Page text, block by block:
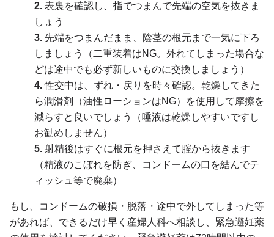
2. 表裏を確認し、指でつまんで先端の空気を抜きま
しょう
3. 先端をつまんだまま、陰茎の根元まで一気に下ろ
しましょう（二重装着はNG。外れてしまった場合な
どは途中でも必ず新しいものに交換しましょう）
4.性交中は、ずれ・戻りを時々確認。乾燥してきた
ら潤滑剤（油性ローションはNG）を使用して摩擦を
減らすと良いでしょう（唾液は乾燥しやすいですし
お勧めしません）
5. 射精後はすぐに根元を押さえて腟から抜きます
（精液のこぼれを防ぎ、コンドームの口を結んでテ
ィッシュ等で廃棄）
もし、コンドームの破損・脱落・途中で外してしまった等
があれば、できるだけ早く産婦人科へ相談し、緊急避妊薬